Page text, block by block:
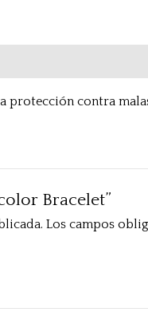
protección contra
Bracelet”
Los campos